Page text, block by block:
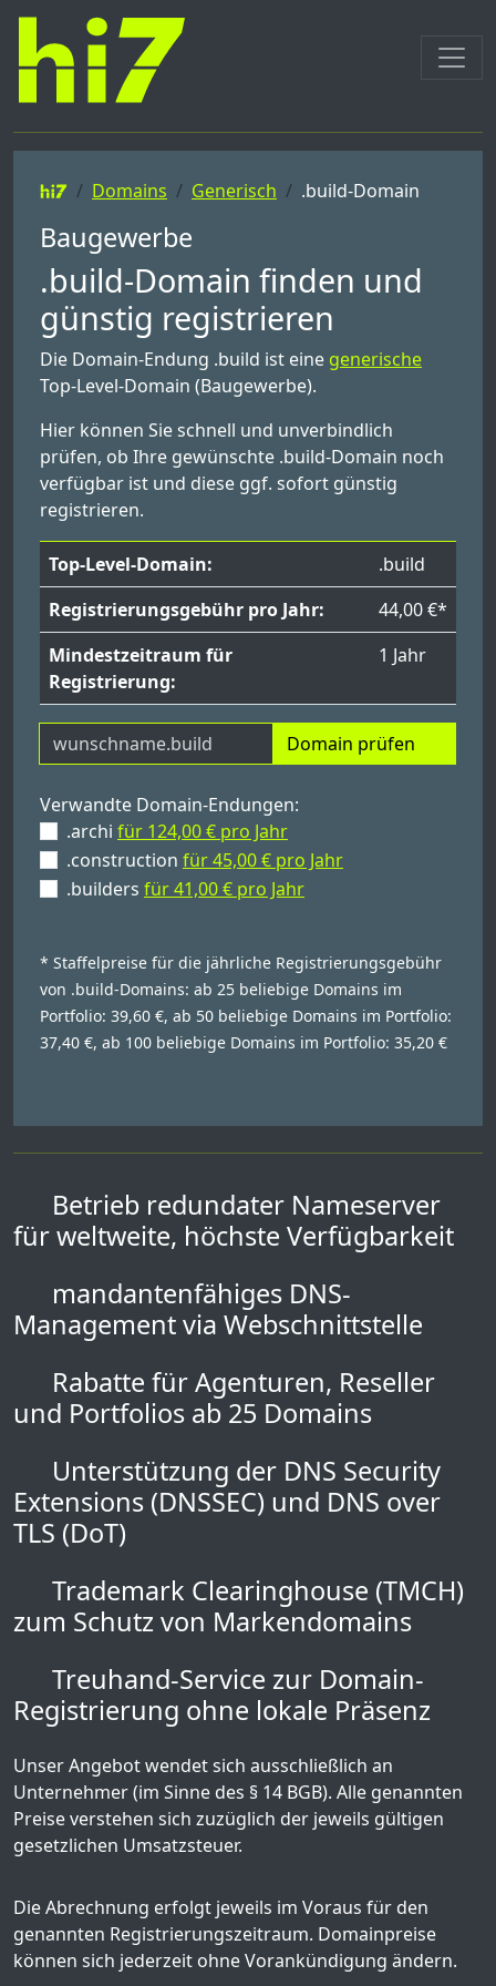
Domains Generisch .build-Domain
Baugewerbe
.build-Domain finden und
günstig registrieren
Die Domain-Endung .build ist eine generische
Top-Level-Domain (Baugewerbe).
Hier können Sie schnell und unverbindlich
prüfen, ob Ihre gewünschte .build-Domain noch
verfügbar ist und diese ggf. sofort günstig
registrieren.
Top-Level-Domain:
.build
Registrierungsgebühr pro Jahr:
44,00 €*
Mindestzeitraum für
Registrierung:
1 Jahr
Domain prüfen
Verwandte Domain-Endungen:
.archi für 124,00 € pro Jahr
.construction für 45,00 € pro Jahr
.builders für 41,00 € pro Jahr
* Staffelpreise für die jährliche Registrierungsgebühr
von .build-Domains: ab 25 beliebige Domains im
Portfolio: 39,60 €, ab 50 beliebige Domains im Portfolio:
37,40 €, ab 100 beliebige Domains im Portfolio: 35,20 €
Betrieb redundater Nameserver
für weltweite, höchste Verfügbarkeit
mandantenfähiges DNS-
Management via Webschnittstelle
Rabatte für Agenturen, Reseller
und Portfolios ab 25 Domains
Unterstützung der DNS Security
Extensions (DNSSEC) und DNS over
TLS (DoT)
Trademark Clearinghouse (TMCH)
zum Schutz von Markendomains
Treuhand-Service zur Domain-
Registrierung ohne lokale Präsenz
Unser Angebot wendet sich ausschließlich an
Unternehmer (im Sinne des § 14 BGB). Alle genannten
Preise verstehen sich zuzüglich der jeweils gültigen
gesetzlichen Umsatzsteuer.
Die Abrechnung erfolgt jeweils im Voraus für den
genannten Registrierungszeitraum. Domainpreise
können sich jederzeit ohne Vorankündigung ändern.